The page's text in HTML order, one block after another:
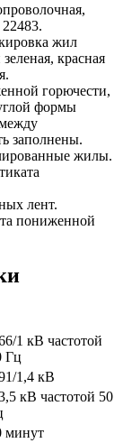
жил
красная
горючести,
формы
заполнены.
жилы.
лент.
пониженной
1 кВ частотой
Гц
1,4 кВ
кВ частотой 50
минут